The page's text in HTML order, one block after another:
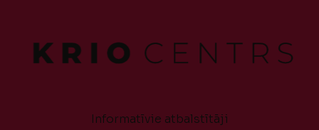
Informatīvie atbalstītāji